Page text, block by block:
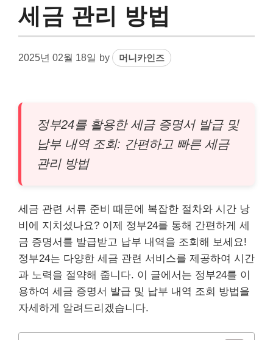
세금 관리 방법
2025년 02월 18일 by 머니카인즈
정부24를 활용한 세금 증명서 발급 및
납부 내역 조회: 간편하고 빠른 세금
관리 방법
세금 관련 서류 준비 때문에 복잡한 절차와 시간 낭
비에 지치셨나요? 이제 정부24를 통해 간편하게 세
금 증명서를 발급받고 납부 내역을 조회해 보세요!
정부24는 다양한 세금 관련 서비스를 제공하여 시간
과 노력을 절약해 줍니다. 이 글에서는 정부24를 이
용하여 세금 증명서 발급 및 납부 내역 조회 방법을
자세하게 알려드리겠습니다.